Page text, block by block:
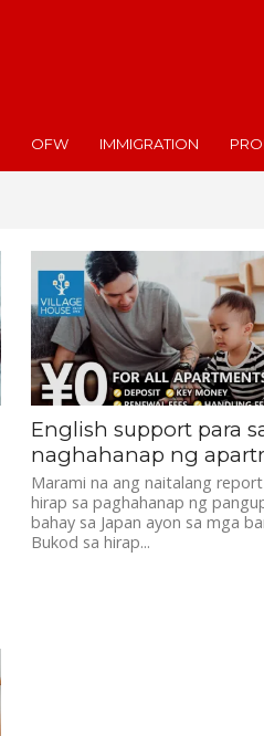
OFW IMMIGRATION
English support para
naghahanap ng
Marami na ang naitalang
hirap sa paghahanap ng
bahay sa Japan ayon sa mga
Bukod sa hirap...